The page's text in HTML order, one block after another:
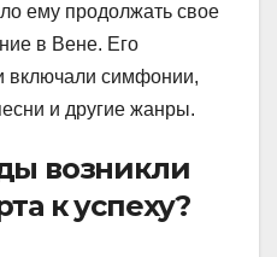
ему продолжать свое
в Вене. Его
включали симфонии,
и другие жанры.
возникли
к успеху?